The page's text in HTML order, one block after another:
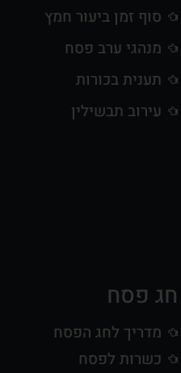
סוף זמן ביעור חמץ
מנהגי ערב פסח
תענית בכורות
עירוב תבשילין
חג פסח
מדריך לחג הפסח
כשרות לפסח